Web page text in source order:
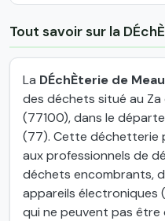
Tout savoir sur la
La DÉchÈterie de
des déchets situé au Za
(77100), dans le
(77). Cette déchetterie
aux professionnels de
déchets encombrants,
appareils électroniques
qui ne peuvent pas